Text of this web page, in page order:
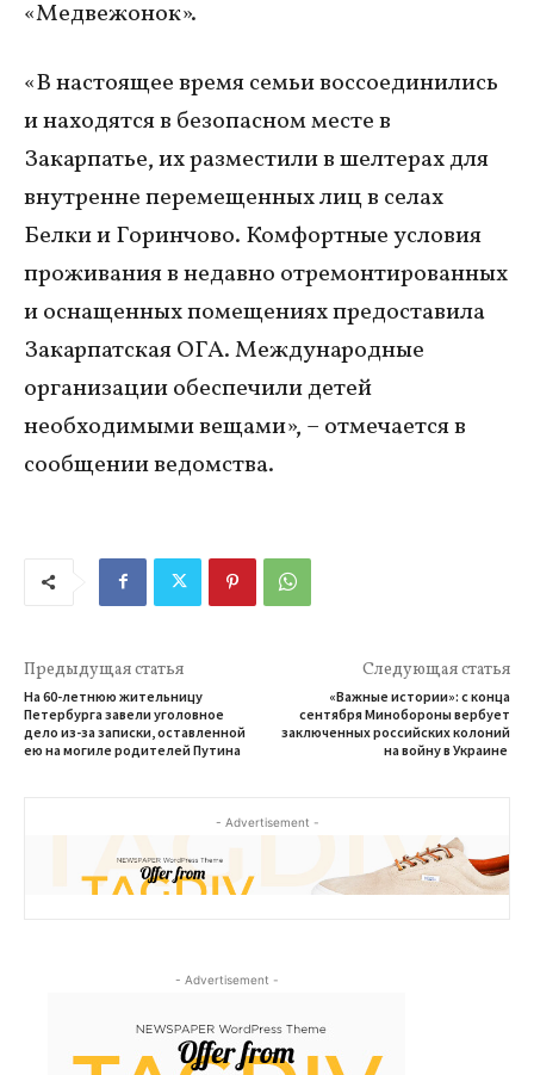
«Медвежонок».
«В настоящее время семьи воссоединились
и находятся в безопасном месте в
Закарпатье, их разместили в шелтерах для
внутренне перемещенных лиц в селах
Белки и Горинчово. Комфортные условия
проживания в недавно отремонтированных
и оснащенных помещениях предоставила
Закарпатская ОГА. Международные
организации обеспечили детей
необходимыми вещами», – отмечается в
сообщении ведомства.
Предыдущая статья
На 60-летнюю жительницу
Петербурга завели уголовное
дело из-за записки, оставленной
ею на могиле родителей Путина
Следующая статья
«Важные истории»: с конца
сентября Минобороны вербует
заключенных российских колоний
на войну в Украине
- Advertisement -
- Advertisement -